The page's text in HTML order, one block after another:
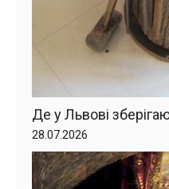
Де у Львові
28.07.2026